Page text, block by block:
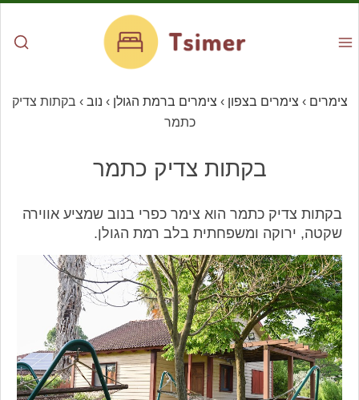
צימרים › צימרים בצפון › צימרים ברמת הגולן › נוב › בקתות צדיק
כתמר
בקתות צדיק כתמר
בקתות צדיק כתמר הוא צימר כפרי בנוב שמציע אווירה
שקטה, ירוקה ומשפחתית בלב רמת הגולן.